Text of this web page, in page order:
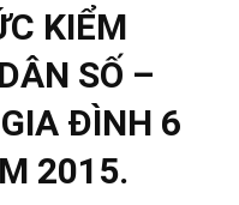
KIỂM
SỐ –
ĐÌNH 6
2015.